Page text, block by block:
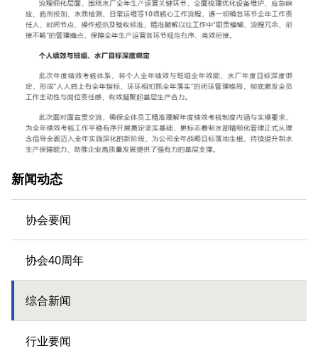
新闻动态
协会要闻
协会40周年
综合新闻
行业要闻